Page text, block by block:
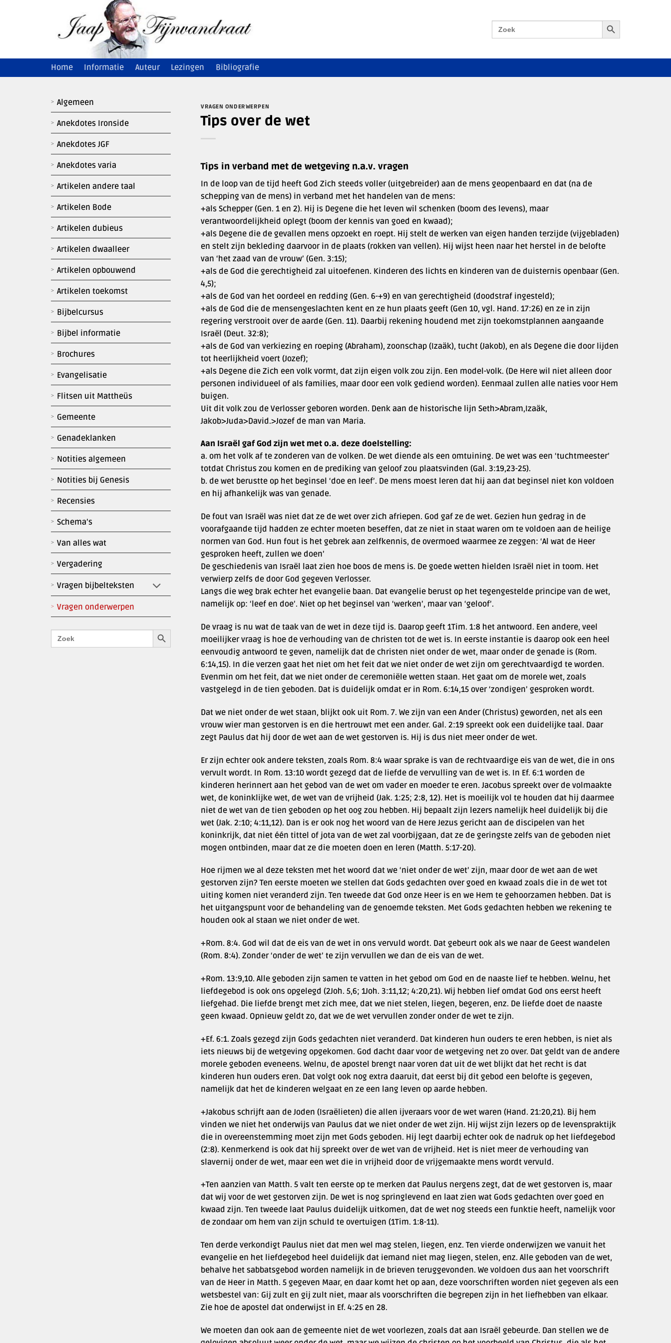
Zoek
naar:
Zoekknop
Home Informatie Auteur Lezingen Bibliografie
Algemeen
Anekdotes Ironside
Anekdotes JGF
Anekdotes varia
Artikelen andere taal
Artikelen Bode
Artikelen dubieus
Artikelen dwaalleer
Artikelen opbouwend
Artikelen toekomst
Bijbelcursus
Bijbel informatie
Brochures
Evangelisatie
Flitsen uit Mattheüs
Gemeente
Genadeklanken
Notities algemeen
Notities bij Genesis
Recensies
Schema’s
Van alles wat
Vergadering
Vragen bijbelteksten
Vragen onderwerpen
Zoek
naar:
Zoekknop
VRAGEN ONDERWERPEN
Tips over de wet
Tips in verband met de wetgeving n.a.v. vragen
In de loop van de tijd heeft God Zich steeds voller (uitgebreider) aan de mens geopenbaard en dat (na de
schepping van de mens) in verband met het handelen van de mens:
+als Schepper (Gen. 1 en 2). Hij is Degene die het leven wil schenken (boom des levens), maar
verantwoordelijkheid oplegt (boom der kennis van goed en kwaad);
+als Degene die de gevallen mens opzoekt en roept. Hij stelt de werken van eigen handen terzijde (vijgebladen)
en stelt zijn bekleding daarvoor in de plaats (rokken van vellen). Hij wijst heen naar het herstel in de belofte
van ‘het zaad van de vrouw’ (Gen. 3:15);
+als de God die gerechtigheid zal uitoefenen. Kinderen des lichts en kinderen van de duisternis openbaar (Gen.
4,5);
+als de God van het oordeel en redding (Gen. 6-+9) en van gerechtigheid (doodstraf ingesteld);
+als de God die de mensengeslachten kent en ze hun plaats geeft (Gen 10, vgl. Hand. 17:26) en ze in zijn
regering verstrooit over de aarde (Gen. 11). Daarbij rekening houdend met zijn toekomstplannen aangaande
Israël (Deut. 32:8);
+als de God van verkiezing en roeping (Abraham), zoonschap (Izaäk), tucht (Jakob), en als Degene die door lijden
tot heerlijkheid voert (Jozef);
+als Degene die Zich een volk vormt, dat zijn eigen volk zou zijn. Een model-volk. (De Here wil niet alleen door
personen individueel of als families, maar door een volk gediend worden). Eenmaal zullen alle naties voor Hem
buigen.
Uit dit volk zou de Verlosser geboren worden. Denk aan de historische lijn Seth>Abram,Izaäk,
Jakob>Juda>David.>Jozef de man van Maria.
Aan Israël gaf God zijn wet met o.a. deze doelstelling:
a. om het volk af te zonderen van de volken. De wet diende als een omtuining. De wet was een ‘tuchtmeester’
totdat Christus zou komen en de prediking van geloof zou plaatsvinden (Gal. 3:19,23-25).
b. de wet berustte op het beginsel ‘doe en leef’. De mens moest leren dat hij aan dat beginsel niet kon voldoen
en hij afhankelijk was van genade.
De fout van Israël was niet dat ze de wet over zich afriepen. God gaf ze de wet. Gezien hun gedrag in de
voorafgaande tijd hadden ze echter moeten beseffen, dat ze niet in staat waren om te voldoen aan de heilige
normen van God. Hun fout is het gebrek aan zelfkennis, de overmoed waarmee ze zeggen: ‘Al wat de Heer
gesproken heeft, zullen we doen’
De geschiedenis van Israël laat zien hoe boos de mens is. De goede wetten hielden Israël niet in toom. Het
verwierp zelfs de door God gegeven Verlosser.
Langs die weg brak echter het evangelie baan. Dat evangelie berust op het tegengestelde principe van de wet,
namelijk op: ‘leef en doe’. Niet op het beginsel van ‘werken’, maar van ‘geloof’.
De vraag is nu wat de taak van de wet in deze tijd is. Daarop geeft 1Tim. 1:8 het antwoord. Een andere, veel
moeilijker vraag is hoe de verhouding van de christen tot de wet is. In eerste instantie is daarop ook een heel
eenvoudig antwoord te geven, namelijk dat de christen niet onder de wet, maar onder de genade is (Rom.
6:14,15). In die verzen gaat het niet om het feit dat we niet onder de wet zijn om gerechtvaardigd te worden.
Evenmin om het feit, dat we niet onder de ceremoniële wetten staan. Het gaat om de morele wet, zoals
vastgelegd in de tien geboden. Dat is duidelijk omdat er in Rom. 6:14,15 over ‘zondigen’ gesproken wordt.
Dat we niet onder de wet staan, blijkt ook uit Rom. 7. We zijn van een Ander (Christus) geworden, net als een
vrouw wier man gestorven is en die hertrouwt met een ander. Gal. 2:19 spreekt ook een duidelijke taal. Daar
zegt Paulus dat hij door de wet aan de wet gestorven is. Hij is dus niet meer onder de wet.
Er zijn echter ook andere teksten, zoals Rom. 8:4 waar sprake is van de rechtvaardige eis van de wet, die in ons
vervult wordt. In Rom. 13:10 wordt gezegd dat de liefde de vervulling van de wet is. In Ef. 6:1 worden de
kinderen herinnert aan het gebod van de wet om vader en moeder te eren. Jacobus spreekt over de volmaakte
wet, de koninklijke wet, de wet van de vrijheid (Jak. 1:25; 2:8, 12). Het is moeilijk vol te houden dat hij daarmee
niet de wet van de tien geboden op het oog zou hebben. Hij bepaalt zijn lezers namelijk heel duidelijk bij die
wet (Jak. 2:10; 4:11,12). Dan is er ook nog het woord van de Here Jezus gericht aan de discipelen van het
koninkrijk, dat niet één tittel of jota van de wet zal voorbijgaan, dat ze de geringste zelfs van de geboden niet
mogen ontbinden, maar dat ze die moeten doen en leren (Matth. 5:17-20).
Hoe rijmen we al deze teksten met het woord dat we ‘niet onder de wet’ zijn, maar door de wet aan de wet
gestorven zijn? Ten eerste moeten we stellen dat Gods gedachten over goed en kwaad zoals die in de wet tot
uiting komen niet veranderd zijn. Ten tweede dat God onze Heer is en we Hem te gehoorzamen hebben. Dat is
het uitgangspunt voor de behandeling van de genoemde teksten. Met Gods gedachten hebben we rekening te
houden ook al staan we niet onder de wet.
+Rom. 8:4. God wil dat de eis van de wet in ons vervuld wordt. Dat gebeurt ook als we naar de Geest wandelen
(Rom. 8:4). Zonder ‘onder de wet’ te zijn vervullen we dan de eis van de wet.
+Rom. 13:9,10. Alle geboden zijn samen te vatten in het gebod om God en de naaste lief te hebben. Welnu, het
liefdegebod is ook ons opgelegd (2Joh. 5,6; 1Joh. 3:11,12; 4:20,21). Wij hebben lief omdat God ons eerst heeft
liefgehad. Die liefde brengt met zich mee, dat we niet stelen, liegen, begeren, enz. De liefde doet de naaste
geen kwaad. Opnieuw geldt zo, dat we de wet vervullen zonder onder de wet te zijn.
+Ef. 6:1. Zoals gezegd zijn Gods gedachten niet veranderd. Dat kinderen hun ouders te eren hebben, is niet als
iets nieuws bij de wetgeving opgekomen. God dacht daar voor de wetgeving net zo over. Dat geldt van de andere
morele geboden eveneens. Welnu, de apostel brengt naar voren dat uit de wet blijkt dat het recht is dat
kinderen hun ouders eren. Dat volgt ook nog extra daaruit, dat eerst bij dit gebod een belofte is gegeven,
namelijk dat het de kinderen welgaat en ze een lang leven op aarde hebben.
+Jakobus schrijft aan de Joden (Israëlieten) die allen ijveraars voor de wet waren (Hand. 21:20,21). Bij hem
vinden we niet het onderwijs van Paulus dat we niet onder de wet zijn. Hij wijst zijn lezers op de levenspraktijk
die in overeenstemming moet zijn met Gods geboden. Hij legt daarbij echter ook de nadruk op het liefdegebod
(2:8). Kenmerkend is ook dat hij spreekt over de wet van de vrijheid. Het is niet meer de verhouding van
slavernij onder de wet, maar een wet die in vrijheid door de vrijgemaakte mens wordt vervuld.
+Ten aanzien van Matth. 5 valt ten eerste op te merken dat Paulus nergens zegt, dat de wet gestorven is, maar
dat wij voor de wet gestorven zijn. De wet is nog springlevend en laat zien wat Gods gedachten over goed en
kwaad zijn. Ten tweede laat Paulus duidelijk uitkomen, dat de wet nog steeds een funktie heeft, namelijk voor
de zondaar om hem van zijn schuld te overtuigen (1Tim. 1:8-11).
Ten derde verkondigt Paulus niet dat men wel mag stelen, liegen, enz. Ten vierde onderwijzen we vanuit het
evangelie en het liefdegebod heel duidelijk dat iemand niet mag liegen, stelen, enz. Alle geboden van de wet,
behalve het sabbatsgebod worden namelijk in de brieven teruggevonden. We voldoen dus aan het voorschrift
van de Heer in Matth. 5 gegeven Maar, en daar komt het op aan, deze voorschriften worden niet gegeven als een
wetsbestel van: Gij zult en gij zult niet, maar als voorschriften die begrepen zijn in het liefhebben van elkaar.
Zie hoe de apostel dat onderwijst in Ef. 4:25 en 28.
We moeten dan ook aan de gemeente niet de wet voorlezen, zoals dat aan Israël gebeurde. Dan stellen we de